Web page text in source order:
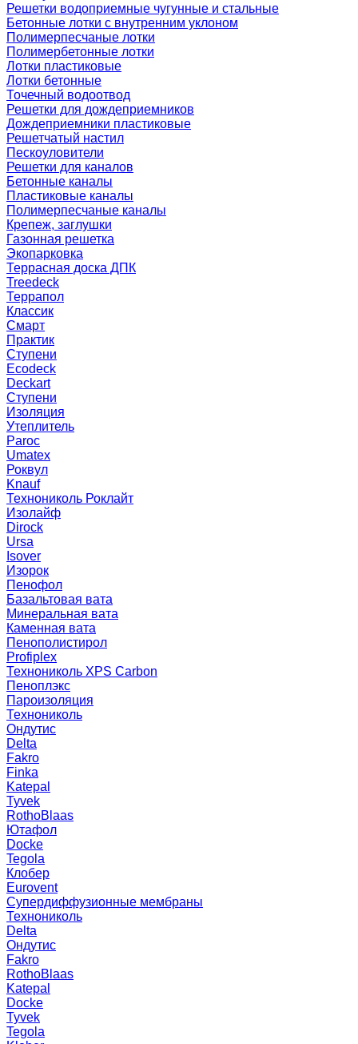
Решетки водоприемные чугунные и стальные
Бетонные лотки с внутренним уклоном
Полимерпесчаные лотки
Полимербетонные лотки
Лотки пластиковые
Лотки бетонные
Точечный водоотвод
Решетки для дождеприемников
Дождеприемники пластиковые
Решетчатый настил
Пескоуловители
Решетки для каналов
Бетонные каналы
Пластиковые каналы
Полимерпесчаные каналы
Крепеж, заглушки
Газонная решетка
Экопарковка
Террасная доска ДПК
Treedeck
Террапол
Классик
Смарт
Практик
Ступени
Ecodeck
Deckart
Ступени
Изоляция
Утеплитель
Paroc
Umatex
Роквул
Knauf
Технониколь Роклайт
Изолайф
Dirock
Ursa
Isover
Изорок
Пенофол
Базальтовая вата
Минеральная вата
Каменная вата
Пенополистирол
Profiplex
Технониколь XPS Carbon
Пеноплэкс
Пароизоляция
Технониколь
Ондутис
Delta
Fakro
Finka
Katepal
Tyvek
RothoBlaas
Ютафол
Docke
Tegola
Клобер
Eurovent
Супердиффузионные мембраны
Технониколь
Delta
Ондутис
Fakro
RothoBlaas
Katepal
Docke
Tyvek
Tegola